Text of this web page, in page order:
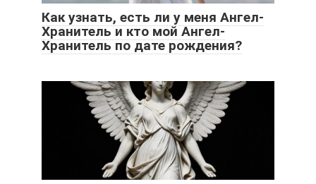
Как узнать, есть ли у меня Ангел-
Хранитель и кто мой Ангел-
Хранитель по дате рождения?